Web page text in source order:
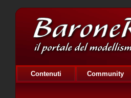
Contenuti Community